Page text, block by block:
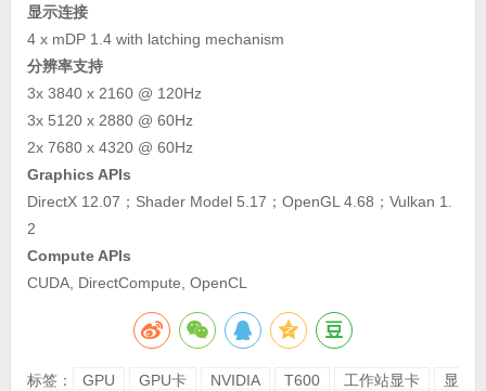
显示连接
4 x mDP 1.4 with latching mechanism
分辨率支持
3x 3840 x 2160 @ 120Hz
3x 5120 x 2880 @ 60Hz
2x 7680 x 4320 @ 60Hz
Graphics APIs
DirectX 12.07；Shader Model 5.17；OpenGL 4.68；Vulkan 1.
2
Compute APIs
CUDA, DirectCompute, OpenCL
标签： GPU GPU卡 NVIDIA T600 工作站显卡
显